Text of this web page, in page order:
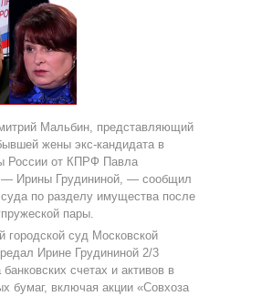
Мальбин, представляющий
жены экс-кандидата в
России от КПРФ Павла
— Ирины Грудининой, — сообщил
по разделу имущества после
пары.
городской суд Московской
Ирине Грудининой 2/3
счетах и активов в
бумаг, включая акции «Совхоза